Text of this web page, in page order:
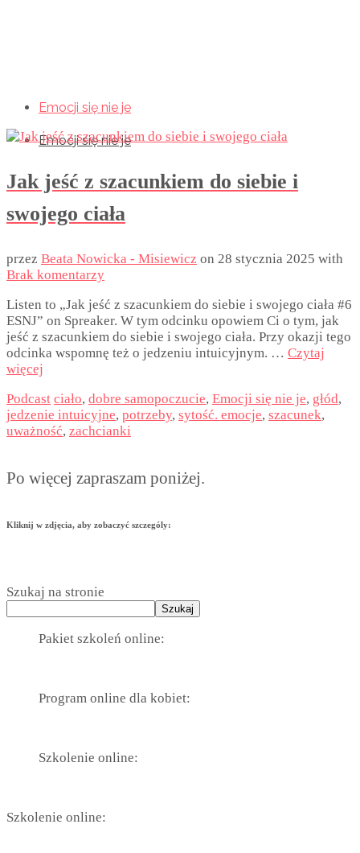
Emocji się nie je
Emocji się nie je
Jak jeść z szacunkiem do siebie i
swojego ciała
przez Beata Nowicka - Misiewicz on 28 stycznia 2025 with
Brak komentarzy
Listen to „Jak jeść z szacunkiem do siebie i swojego ciała #6
ESNJ” on Spreaker. W tym odcinku opowiem Ci o tym, jak
jeść z szacunkiem do siebie i swojego ciała. Przy okazji tego
odcinka wspomnę też o jedzeniu intuicyjnym. … Czytaj
więcej
Podcast ciało, dobre samopoczucie, Emocji się nie je, głód,
jedzenie intuicyjne, potrzeby, sytość. emocje, szacunek,
uważność, zachcianki
Po więcej zapraszam poniżej.
Kliknij w zdjęcia, aby zobaczyć szczególy:
Szukaj na stronie
Szukaj
Pakiet szkoleń online:
Program online dla kobiet:
Szkolenie online:
Szkolenie online: